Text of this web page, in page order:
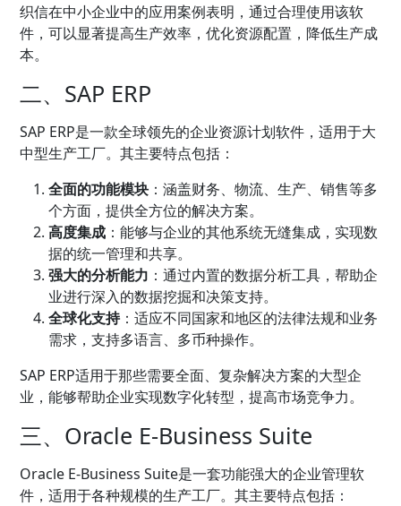
织信在中小企业中的应用案例表明，通过合理使用该软
件，可以显著提高生产效率，优化资源配置，降低生产成
本。
二、SAP ERP
SAP ERP是一款全球领先的企业资源计划软件，适用于大
中型生产工厂。其主要特点包括：
全面的功能模块 ：涵盖财务、物流、生产、销售等多
个方面，提供全方位的解决方案。
高度集成 ：能够与企业的其他系统无缝集成，实现数
据的统一管理和共享。
强大的分析能力 ：通过内置的数据分析工具，帮助企
业进行深入的数据挖掘和决策支持。
全球化支持：适应不同国家和地区的法律法规和业务
需求，支持多语言、多币种操作。
SAP ERP适用于那些需要全面、复杂解决方案的大型企
业，能够帮助企业实现数字化转型，提高市场竞争力。
三、Oracle E-Business Suite
Oracle E-Business Suite是一套功能强大的企业管理软
件，适用于各种规模的生产工厂。其主要特点包括：